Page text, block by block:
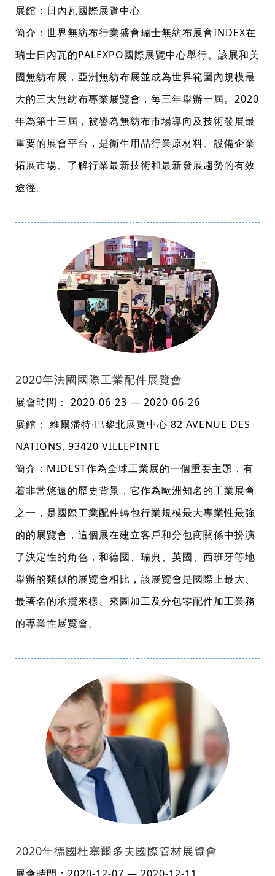
展館：日內瓦國際展覽中心
簡介：世界無紡布行業盛會瑞士無紡布展會INDEX在
瑞士日內瓦的PALEXPO國際展覽中心舉行。該展和美
國無紡布展，亞洲無紡布展並成為世界範圍內規模最
大的三大無紡布專業展覽會，每三年舉辦一屆。2020
年為第十三屆，被譽為無紡布市場導向及技術發展最
重要的展會平台，是衛生用品行業原材料、設備企業
拓展市場、了解行業最新技術和最新發展趨勢的有效
途徑。
2020年法國國際工業配件展覽會
展會時間： 2020-06-23 — 2020-06-26
展館： 維爾潘特·巴黎北展覽中心 82 AVENUE DES
NATIONS, 93420 VILLEPINTE
簡介：MIDEST作為全球工業展的一個重要主題，有
着非常悠遠的歷史背景，它作為歐洲知名的工業展會
之一，是國際工業配件轉包行業規模最大專業性最強
的的展覽會，這個展在建立客戶和分包商關係中扮演
了決定性的角色，和德國、瑞典、英國、西班牙等地
舉辦的類似的展覽會相比，該展覽會是國際上最大、
最著名的承攬來樣、來圖加工及分包零配件加工業務
的專業性展覽會。
2020年德國杜塞爾多夫國際管材展覽會